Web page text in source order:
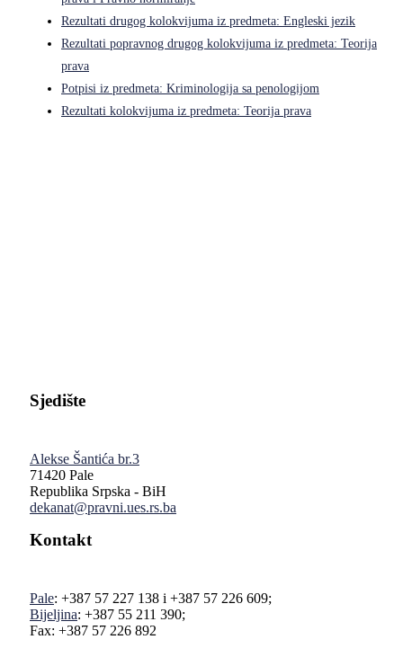
Rezultati drugog kolokvijuma iz predmeta: Engleski jezik
Rezultati popravnog drugog kolokvijuma iz predmeta: Teorija
prava
Potpisi iz predmeta: Kriminologija sa penologijom
Rezultati kolokvijuma iz predmeta: Teorija prava
Sjedište
Alekse Šantića br.3
71420 Pale
Republika Srpska - BiH
dekanat@pravni.ues.rs.ba
Kontakt
Pale: +387 57 227 138 i +387 57 226 609;
Bijeljina: +387 55 211 390;
Fax: +387 57 226 892